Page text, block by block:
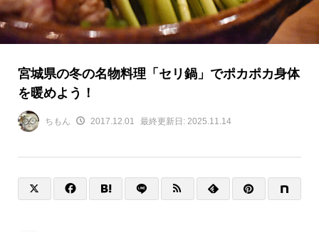
宮城県の冬の名物料理「セリ鍋」でポカポカ身体
を暖めよう！
ちもん 2017.12.01 最終更新日: 2025.11.14